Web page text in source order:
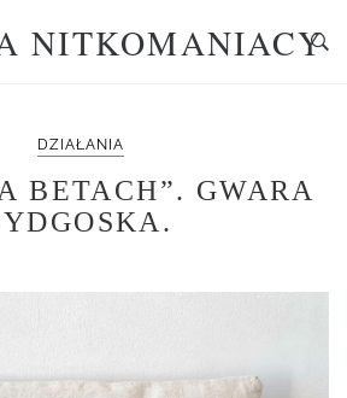
NITKOMANIACY
DZIAŁANIA
BETACH”. GWARA